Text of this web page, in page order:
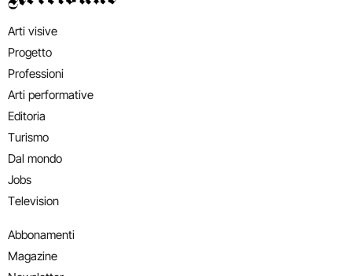
Arti visive
Progetto
Professioni
Arti performative
Editoria
Turismo
Dal mondo
Jobs
Television
Abbonamenti
Magazine